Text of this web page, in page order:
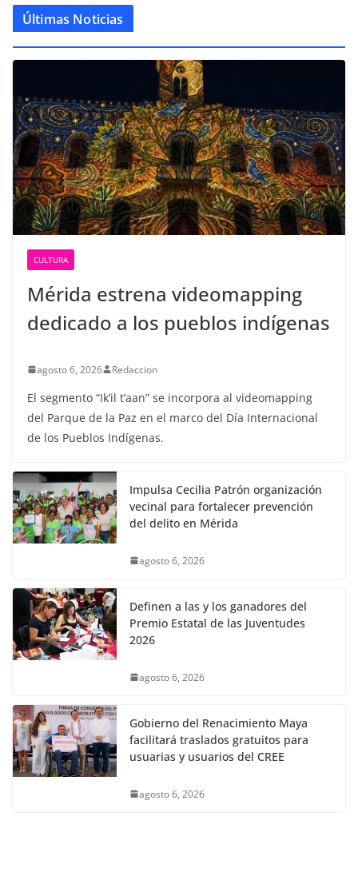
Últimas Noticias
CULTURA
Mérida estrena videomapping
dedicado a los pueblos indígenas
agosto 6, 2026 Redaccion
El segmento “Ik’il t’aan” se incorpora al videomapping
del Parque de la Paz en el marco del Día Internacional
de los Pueblos Indígenas.
Impulsa Cecilia Patrón organización
vecinal para fortalecer prevención
del delito en Mérida
agosto 6, 2026
Definen a las y los ganadores del
Premio Estatal de las Juventudes
2026
agosto 6, 2026
Gobierno del Renacimiento Maya
facilitará traslados gratuitos para
usuarias y usuarios del CREE
agosto 6, 2026